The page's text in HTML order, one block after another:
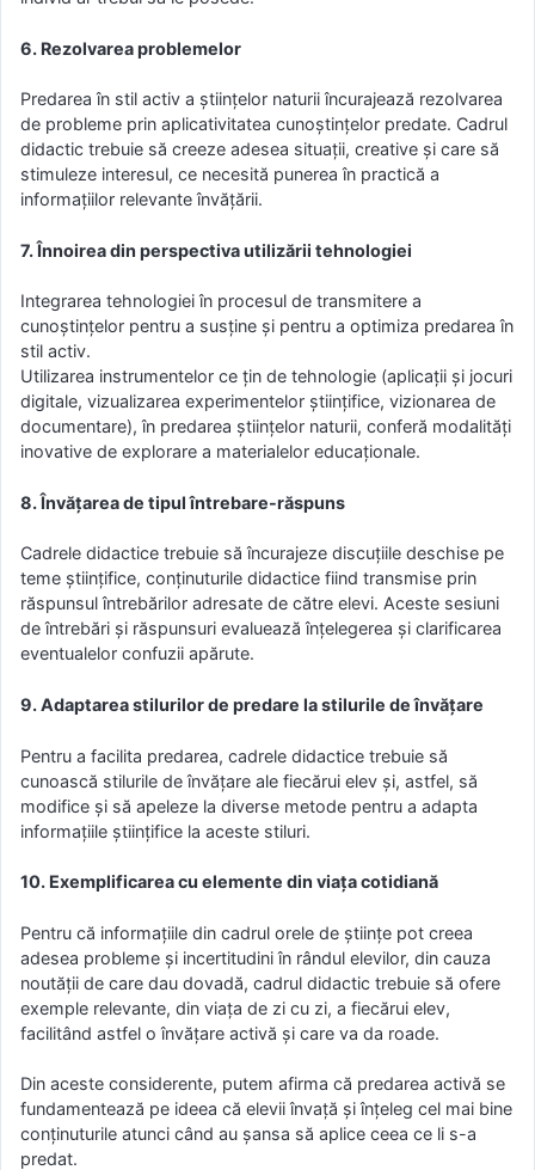
6. Rezolvarea problemelor
Predarea în stil activ a științelor naturii încurajează rezolvarea
de probleme prin aplicativitatea cunoștințelor predate. Cadrul
didactic trebuie să creeze adesea situații, creative și care să
stimuleze interesul, ce necesită punerea în practică a
informațiilor relevante învățării.
7. Înnoirea din perspectiva utilizării tehnologiei
Integrarea tehnologiei în procesul de transmitere a
cunoștințelor pentru a susține și pentru a optimiza predarea în
stil activ.
Utilizarea instrumentelor ce țin de tehnologie (aplicații și jocuri
digitale, vizualizarea experimentelor științifice, vizionarea de
documentare), în predarea științelor naturii, conferă modalități
inovative de explorare a materialelor educaționale.
8. Învățarea de tipul întrebare-răspuns
Cadrele didactice trebuie să încurajeze discuțiile deschise pe
teme științifice, conținuturile didactice fiind transmise prin
răspunsul întrebărilor adresate de către elevi. Aceste sesiuni
de întrebări și răspunsuri evaluează înțelegerea și clarificarea
eventualelor confuzii apărute.
9. Adaptarea stilurilor de predare la stilurile de învățare
Pentru a facilita predarea, cadrele didactice trebuie să
cunoască stilurile de învățare ale fiecărui elev și, astfel, să
modifice și să apeleze la diverse metode pentru a adapta
informațiile științifice la aceste stiluri.
10. Exemplificarea cu elemente din viața cotidiană
Pentru că informațiile din cadrul orele de științe pot creea
adesea probleme și incertitudini în rândul elevilor, din cauza
noutății de care dau dovadă, cadrul didactic trebuie să ofere
exemple relevante, din viața de zi cu zi, a fiecărui elev,
facilitând astfel o învățare activă și care va da roade.
Din aceste considerente, putem afirma că predarea activă se
fundamentează pe ideea că elevii învață și înțeleg cel mai bine
conținuturile atunci când au șansa să aplice ceea ce li s-a
predat.